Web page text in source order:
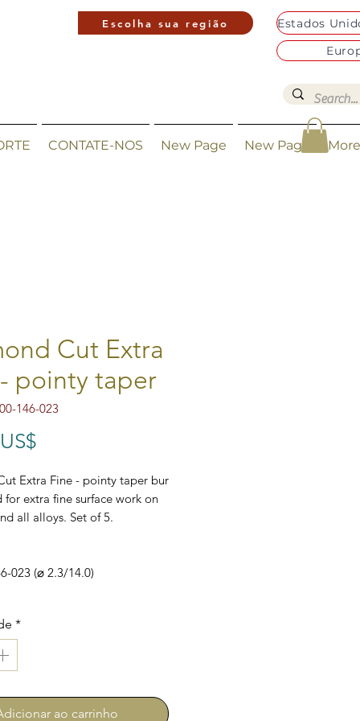
Escolha sua região
CONTATE-NOS New Page New Page More
Cut Extra
pointy taper
146-023
Extra Fine - pointy taper bur
for extra fine surface work on
all alloys. Set of 5.
023 (⌀ 2.3/14.0)
*
ao carrinho